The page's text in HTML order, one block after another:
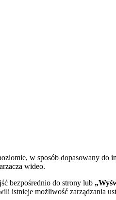
w sposób dopasowany
wideo.
bezpośrednio do strony lub
istnieje możliwość zarządzania